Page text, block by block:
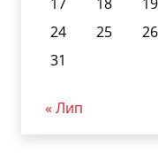
24
25 26
31
« Лип